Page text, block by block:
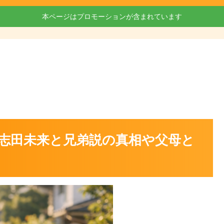
本ページはプロモーションが含まれています
田未来と兄弟説の真相や父母と